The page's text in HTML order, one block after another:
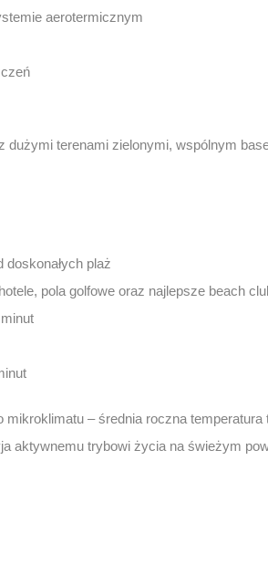
aerotermicznym
dużymi terenami zielonymi, wspólnym
doskonałych plaż
pola golfowe oraz najlepsze beach
mikroklimatu – średnia roczna temperatura
aktywnemu trybowi życia na świeżym